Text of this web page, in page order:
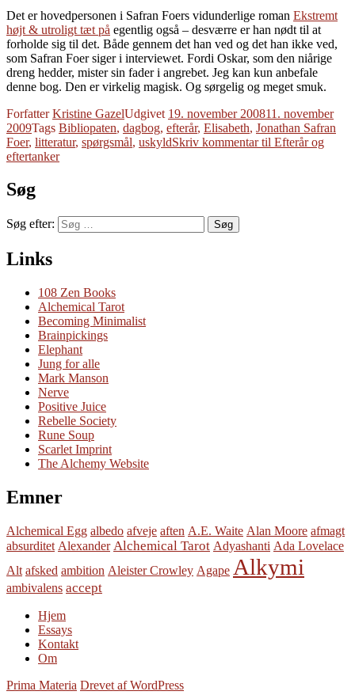
Det er hovedpersonen i Safran Foers vidunderlige roman Ekstremt
højt & utroligt tæt på egentlig også – desværre er han nødt til at
forholde sig til det. Både gennem det han ved og det han ikke ved,
som Safran Foer siger i interviewet. Fordi Oskar, som den niårige
dreng hedder, mister sin fader i angrebet. Jeg kan kun anbefale
denne bog. Den er virkelig magisk. Og sørgelig og meget smuk.
ForfatterKristine GazelUdgivet 19. november 200811. november
2009Tags Bibliopaten, dagbog, efterår, Elisabeth, Jonathan Safran
Foer, litteratur, spørgsmål, uskyldSkriv kommentartil Efterår og
eftertanker
Søg
Søg efter: Søg
Links
108 Zen Books
Alchemical Tarot
Becoming Minimalist
Brainpickings
Elephant
Jung for alle
Mark Manson
Nerve
Positive Juice
Rebelle Society
Rune Soup
Scarlet Imprint
The Alchemy Website
Emner
Alchemical Egg albedo afveje aften A.E. Waite Alan Moore afmagt
absurditet Alexander Alchemical Tarot Adyashanti Ada Lovelace
Alt afsked ambition Aleister Crowley Agape Alkymi
ambivalens accept
Hjem
Essays
Kontakt
Om
Prima Materia Drevet af WordPress